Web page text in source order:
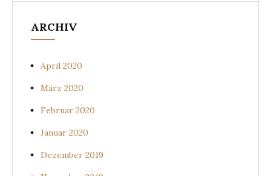
ARCHIV
April 2020
März 2020
Februar 2020
Januar 2020
Dezember 2019